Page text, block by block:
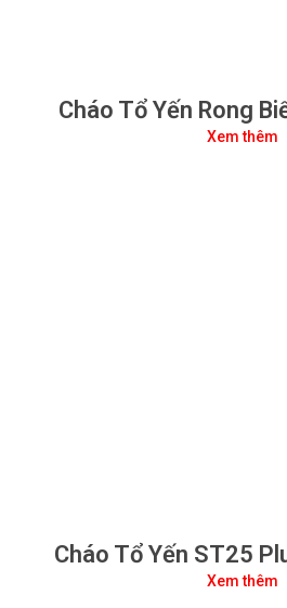
Cháo Tổ Yến Rong
Xem thêm
Cháo Tổ Yến ST25
Xem thêm